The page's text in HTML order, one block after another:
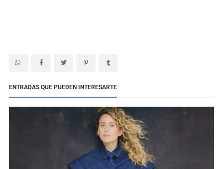
ENTRADAS QUE PUEDEN INTERESARTE